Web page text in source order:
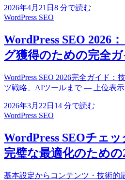
2026年4月21日 8 分で読む
WordPress SEO
WordPress SEO 2026
グ獲得のための完全ガ
WordPress SEO 2026完全ガイド：
ツ戦略、AIツールまで — 上位表示
2026年3月22日 14 分で読む
WordPress SEO
WordPress SEOチェッ
完璧な最適化のための
基本設定からコンテンツ・技術的